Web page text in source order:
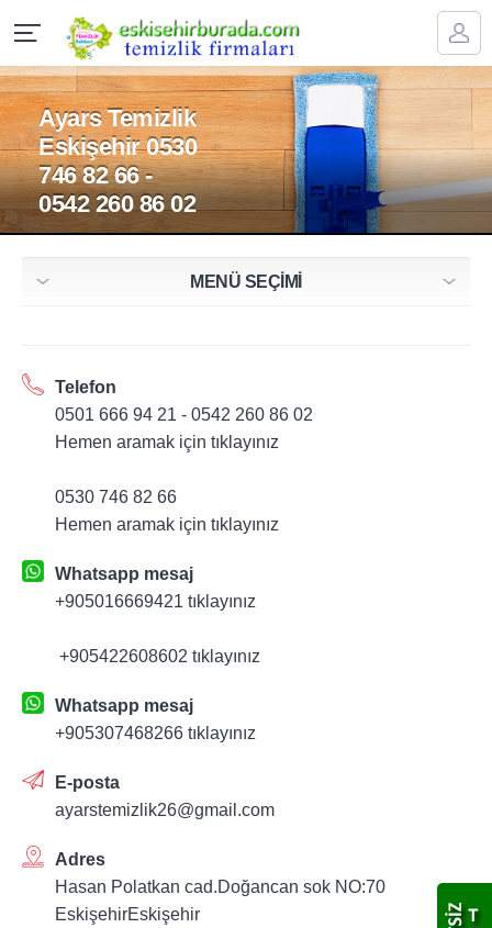
Ayars Temizlik
Eskişehir 0530
746 82 66 -
0542 260 86 02
MENÜ SEÇİMİ
Telefon
0501 666 94 21 - 0542 260 86 02
Hemen aramak için tıklayınız
0530 746 82 66
Hemen aramak için tıklayınız
Whatsapp mesaj
+905016669421 tıklayınız
+905422608602 tıklayınız
Whatsapp mesaj
+905307468266 tıklayınız
E-posta
ayarstemizlik26@gmail.com
Adres
Hasan Polatkan cad.Doğancan sok NO:70
EskişehirEskişehir